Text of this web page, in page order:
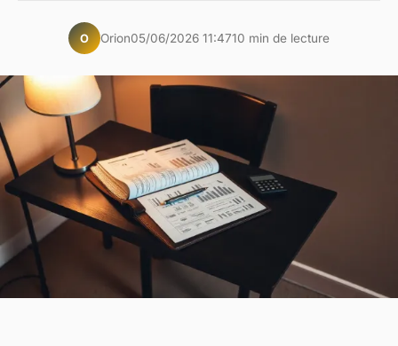
O Orion05/06/2026 11:4710 min de lecture